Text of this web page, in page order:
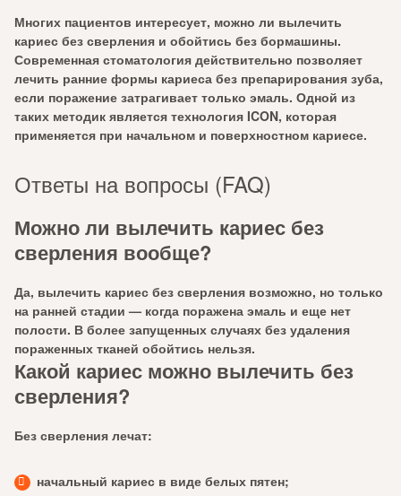
Многих пациентов интересует, можно ли вылечить
кариес без сверления и обойтись без бормашины.
Современная стоматология действительно позволяет
лечить ранние формы кариеса без препарирования зуба,
если поражение затрагивает только эмаль. Одной из
таких методик является технология ICON, которая
применяется при начальном и поверхностном кариесе.
Ответы на вопросы (FAQ)
Можно ли вылечить кариес без
сверления вообще?
Да, вылечить кариес без сверления возможно, но только
на ранней стадии — когда поражена эмаль и еще нет
полости. В более запущенных случаях без удаления
пораженных тканей обойтись нельзя.
Какой кариес можно вылечить без
сверления?
Без сверления лечат:
начальный кариес в виде белых пятен;